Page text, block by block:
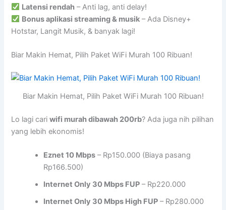
Latensi rendah – Anti lag, anti delay!
Bonus aplikasi streaming & musik – Ada Disney+
Hotstar, Langit Musik, & banyak lagi!
Biar Makin Hemat, Pilih Paket WiFi Murah 100 Ribuan!
Biar Makin Hemat, Pilih Paket WiFi Murah 100 Ribuan!
Lo lagi cariwifi murah dibawah 200rb? Ada juga nih pilihan
yang lebih ekonomis!
Eznet 10 Mbps – Rp150.000 (Biaya pasang
Rp166.500)
Internet Only 30 Mbps FUP – Rp220.000
Internet Only 30 Mbps High FUP – Rp280.000